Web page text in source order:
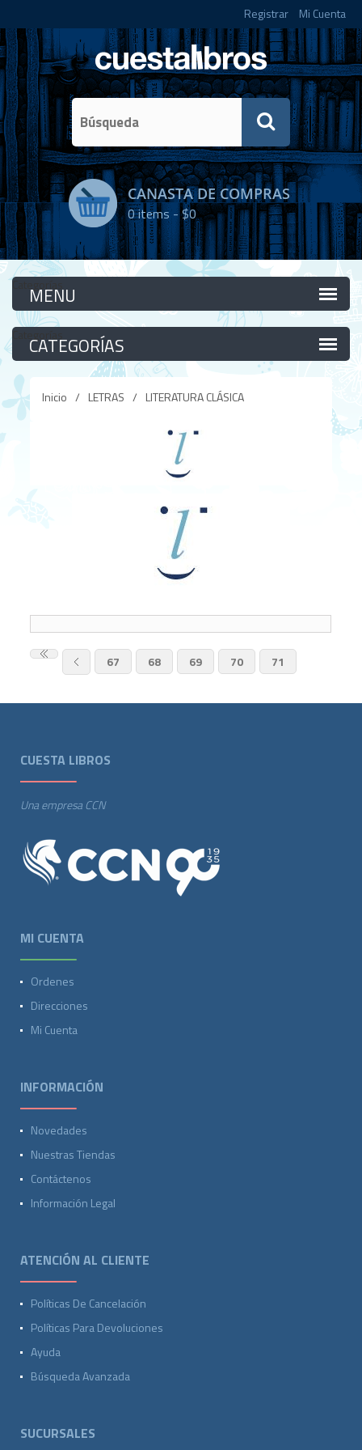
Registrar Mi Cuenta
CANASTA DE COMPRAS
0items -$0
Categorías
Categorías
Inicio / LETRAS / LITERATURA CLÁSICA
67 68 69 70 71
CUESTA LIBROS
Una empresa CCN
MI CUENTA
Ordenes
Direcciones
Mi Cuenta
INFORMACIÓN
Novedades
Nuestras Tiendas
Contáctenos
Información Legal
ATENCIÓN AL CLIENTE
Políticas De Cancelación
Políticas Para Devoluciones
Ayuda
Búsqueda Avanzada
SUCURSALES